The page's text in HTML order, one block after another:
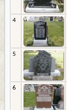
4
5
6